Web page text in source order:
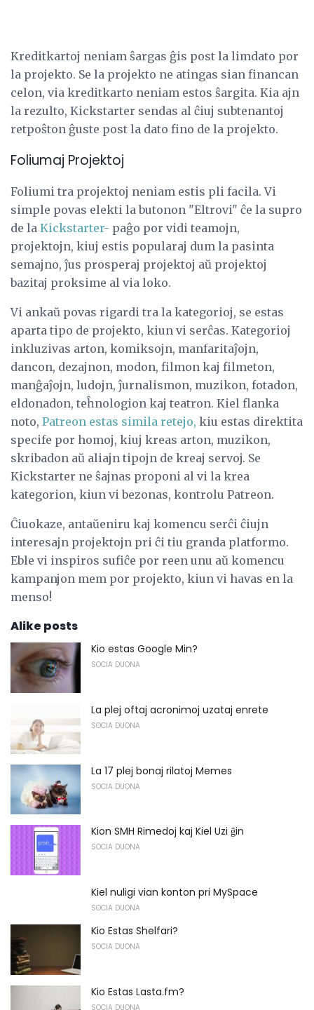
Kreditkartoj neniam ŝargas ĝis post la limdato por
la projekto. Se la projekto ne atingas sian financan
celon, via kreditkarto neniam estos ŝargita. Kia ajn
la rezulto, Kickstarter sendas al ĉiuj subtenantoj
retpoŝton ĝuste post la dato fino de la projekto.
Foliumaj Projektoj
Foliumi tra projektoj neniam estis pli facila. Vi
simple povas elekti la butonon "Eltrovi" ĉe la supro
de la Kickstarter- paĝo por vidi teamojn,
projektojn, kiuj estis popularaj dum la pasinta
semajno, ĵus prosperaj projektoj aŭ projektoj
bazitaj proksime al via loko.
Vi ankaŭ povas rigardi tra la kategorioj, se estas
aparta tipo de projekto, kiun vi serĉas. Kategorioj
inkluzivas arton, komiksojn, manfaritaĵojn,
dancon, dezajnon, modon, filmon kaj filmeton,
manĝaĵojn, ludojn, ĵurnalismon, muzikon, fotadon,
eldonadon, teĥnologion kaj teatron. Kiel flanka
noto, Patreon estas simila retejo, kiu estas direktita
specife por homoj, kiuj kreas arton, muzikon,
skribadon aŭ aliajn tipojn de kreaj servoj. Se
Kickstarter ne ŝajnas proponi al vi la krea
kategorion, kiun vi bezonas, kontrolu Patreon.
Ĉiuokaze, antaŭeniru kaj komencu serĉi ĉiujn
interesajn projektojn pri ĉi tiu granda platformo.
Eble vi inspiros sufiĉe por reen unu aŭ komencu
kampanjon mem por projekto, kiun vi havas en la
menso!
Alike posts
Kio estas Google Min?
SOCIA DUONA
La plej oftaj acronimoj uzataj enrete
SOCIA DUONA
La 17 plej bonaj rilatoj Memes
SOCIA DUONA
Kion SMH Rimedoj kaj Kiel Uzi ĝin
SOCIA DUONA
Kiel nuligi vian konton pri MySpace
SOCIA DUONA
Kio Estas Shelfari?
SOCIA DUONA
Kio Estas Lasta.fm?
SOCIA DUONA